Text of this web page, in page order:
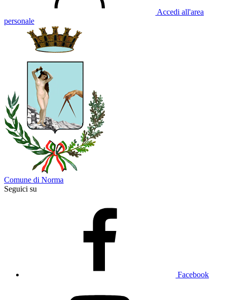
Accedi all'area
personale
Comune di Norma
Seguici su
Facebook